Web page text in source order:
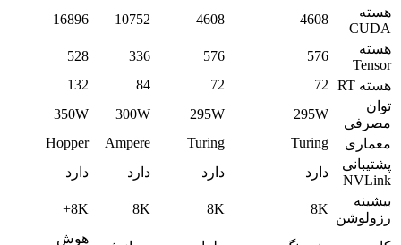
هسته
CUDA
4608
4608
10752
16896
هسته
Tensor
576
576
336
528
هسته RT
72
72
84
132
توان
مصرفی
295W
295W
300W
350W
معماری
Turing
Turing
Ampere
Hopper
پشتیبانی
NVLink
دارد دارد دارد
دارد
بیشینه
رزولوشن
8K
8K
8K
8K+
هوش